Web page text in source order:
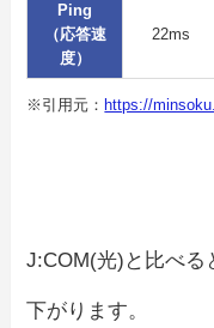
Ping
（応答速
度）
22ms
※引用元： https://
J:COM(光)と比べる
下がります。